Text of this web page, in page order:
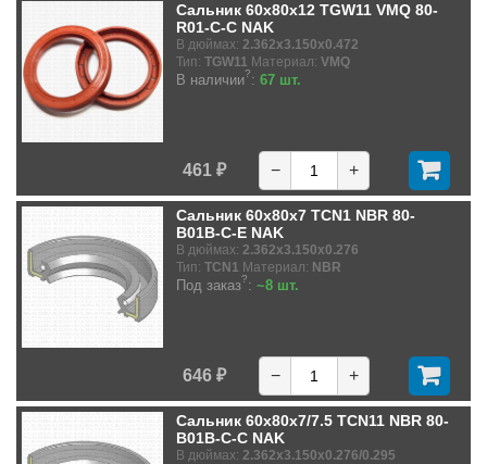
Сальник 60x80x12 TGW11 VMQ 80-
R01-C-C NAK
В дюймах: 2.362x3.150x0.472
Тип: TGW11 Материал: VMQ
В наличии?: 67 шт.
461 ₽ − +
Сальник 60x80x7 TCN1 NBR 80-
B01B-C-E NAK
В дюймах: 2.362x3.150x0.276
Тип: TCN1 Материал: NBR
Под заказ?: ~8 шт.
646 ₽ − +
Сальник 60x80x7/7.5 TCN11 NBR 80-
B01B-C-C NAK
В дюймах: 2.362x3.150x0.276/0.295